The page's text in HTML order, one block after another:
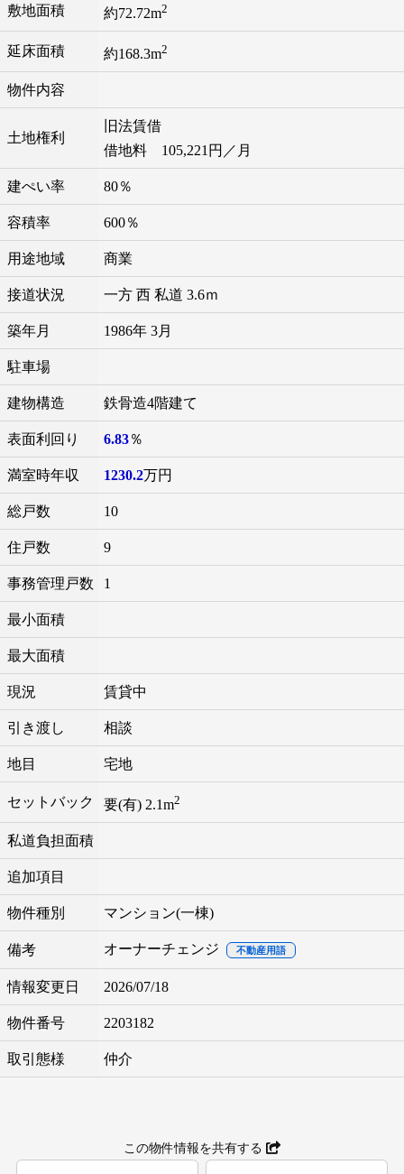
敷地面積 約72.72m2
延床面積 約168.3m2
物件内容
土地権利
旧法賃借
借地料 105,221円／月
建ぺい率 80％
容積率 600％
用途地域 商業
接道状況 一方 西 私道 3.6ｍ
築年月 1986年 3月
駐車場
建物構造 鉄骨造4階建て
表面利回り 6.83％
満室時年収 1230.2万円
総戸数 10
住戸数 9
事務管理戸数 1
最小面積
最大面積
現況 賃貸中
引き渡し 相談
地目 宅地
セットバック 要(有) 2.1m2
私道負担面積
追加項目
物件種別 マンション(一棟)
備考 オーナーチェンジ 不動産用語
情報変更日 2026/07/18
物件番号 2203182
取引態様 仲介
この物件情報を共有する